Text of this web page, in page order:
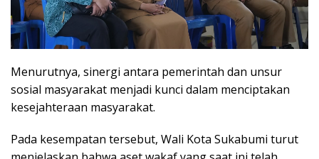
Menurutnya, sinergi antara pemerintah dan unsur
sosial masyarakat menjadi kunci dalam menciptakan
kesejahteraan masyarakat.
Pada kesempatan tersebut, Wali Kota Sukabumi turut